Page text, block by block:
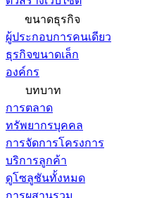
ขนาดธุรกิจ
ผู้ประกอบการคนเดียว
ธุรกิจขนาดเล็ก
องค์กร
บทบาท
การตลาด
ทรัพยากรบุคคล
การจัดการโครงการ
บริการลูกค้า
ดูโซลูชันทั้งหมด
การผสานรวม